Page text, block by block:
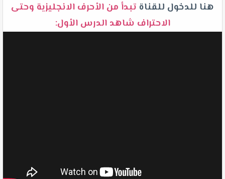
هنا للدخول للقناةتبدأ من الأحرف الانجليزية وحتى
الاحتراف شاهد الدرس الأول: